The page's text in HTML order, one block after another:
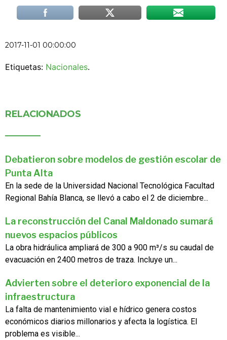
2017-11-01 00:00:00
Etiquetas: Nacionales.
RELACIONADOS
Debatieron sobre modelos de gestión escolar de
Punta Alta
En la sede de la Universidad Nacional Tecnológica Facultad
Regional Bahía Blanca, se llevó a cabo el 2 de diciembre...
La reconstrucción del Canal Maldonado sumará
nuevos espacios públicos
La obra hidráulica ampliará de 300 a 900 m³/s su caudal de
evacuación en 2400 metros de traza. Incluye un...
Advierten sobre el deterioro exponencial de la
infraestructura
La falta de mantenimiento vial e hídrico genera costos
económicos diarios millonarios y afecta la logística. El
problema es visible...